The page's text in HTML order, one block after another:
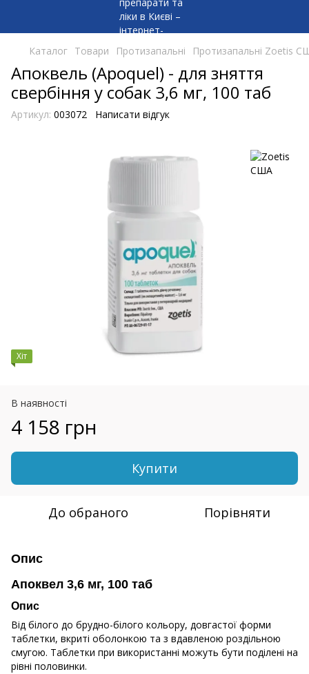
Каталог Товари Протизапальні Протизапальні Zoetis
Апоквель (Apoquel) - для зняття
свербіння у собак 3,6 мг, 100 таб
Артикул: 003072 Написати відгук
Хіт
В наявності
4 158 грн
Купити
До обраного Порівняти
Опис
Апоквел 3,6 мг, 100 таб
Опис
Від білого до брудно-білого кольору, довгастої форми
таблетки, вкриті оболонкою та з вдавленою роздільною
смугою. Таблетки при використанні можуть бути поділені на
рівні половинки.